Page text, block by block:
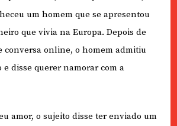
um homem que se apresentou
que vivia na Europa. Depois de
conversa online, o homem admitiu
e disse querer namorar com a
amor, o sujeito disse ter enviado um